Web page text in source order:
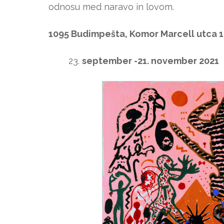
odnosu med naravo in lovom.
1095 Budimpešta, Komor Marcell utca
september -21. november 2021